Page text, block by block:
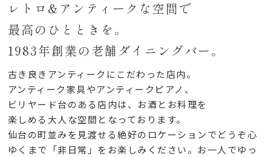
レトロ&アンティークな空間で
最高のひとときを。
1983年創業の老舗ダイニングバー。
古き良きアンティークにこだわった店内。
アンティーク家具やアンティークピアノ、
ビリヤード台のある店内は、 お酒とお料理を
楽しめる大人な空間となっております。
仙台の町並みを見渡せる絶好のロケーションで どうぞ心
ゆくまで「非日常」をお楽しみください。 お一人でゆっ